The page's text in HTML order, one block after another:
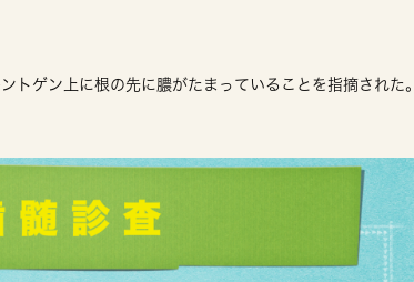
トゲン上に根の先に膿がたまっていることを指摘された。